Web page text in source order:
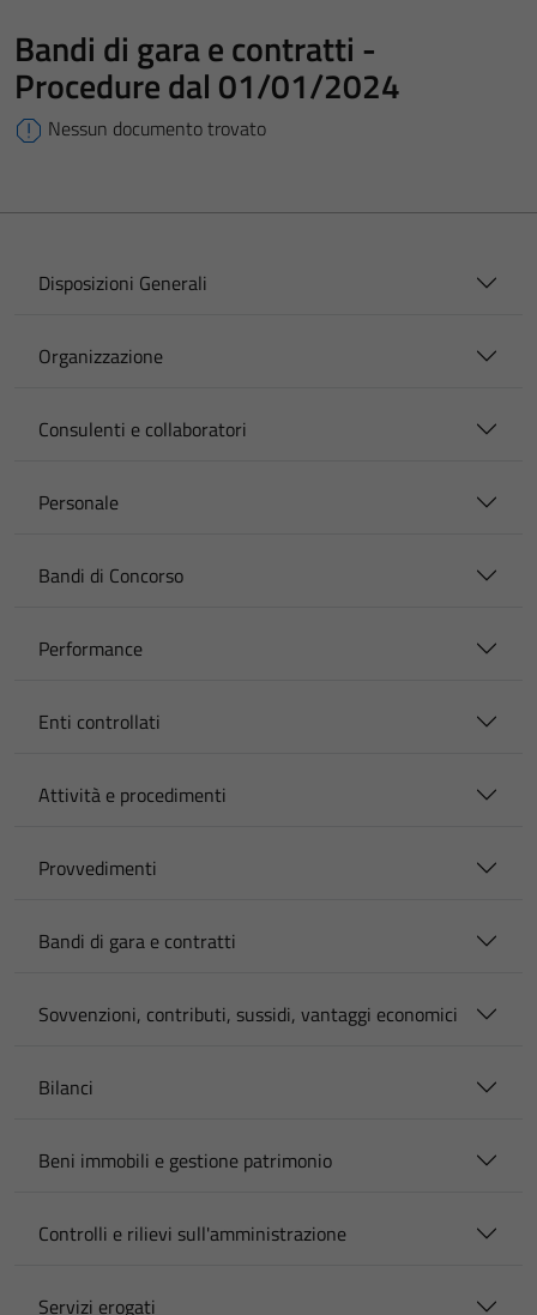
Bandi di gara e contratti -
Procedure dal 01/01/2024
Nessun documento trovato
Disposizioni Generali
Organizzazione
Consulenti e collaboratori
Personale
Bandi di Concorso
Performance
Enti controllati
Attività e procedimenti
Provvedimenti
Bandi di gara e contratti
Sovvenzioni, contributi, sussidi, vantaggi economici
Bilanci
Beni immobili e gestione patrimonio
Controlli e rilievi sull'amministrazione
Servizi erogati